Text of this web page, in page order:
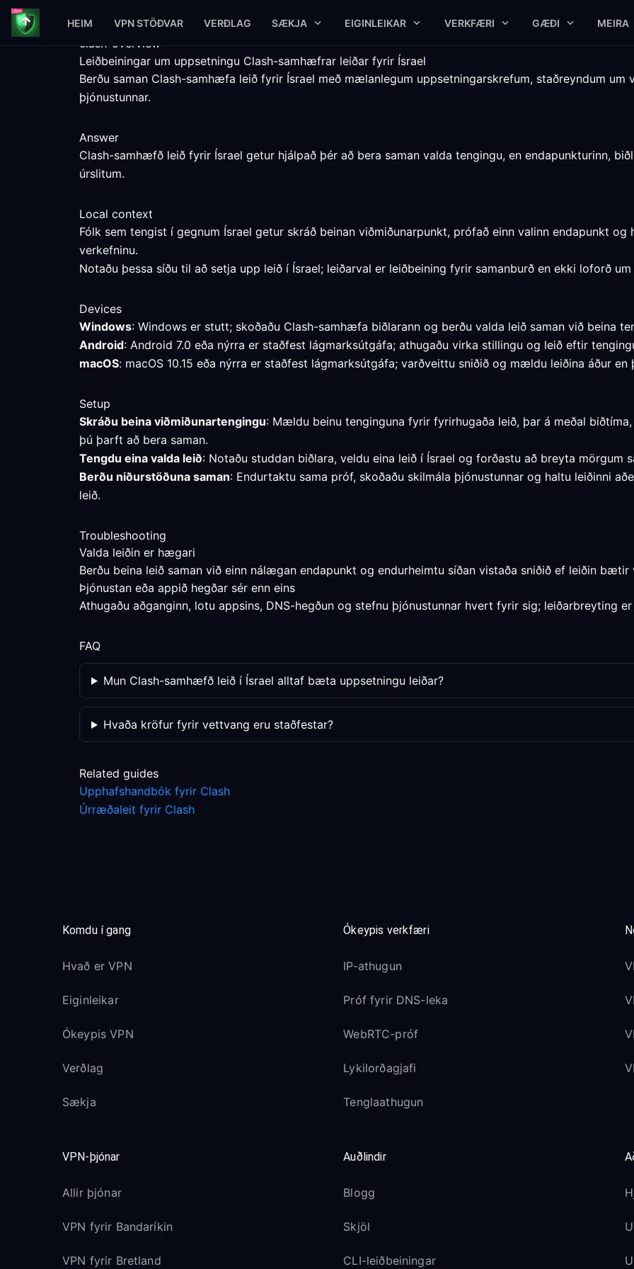
HEIM VPN STÖÐVAR VERÐLAG SÆKJA EIGINLEIKAR VERKFÆRI GÆÐI MEIRA
clash-overview
Leiðbeiningar um uppsetningu Clash-samhæfrar leiðar fyrir Ísrael
Berðu saman Clash-samhæfa leið fyrir Ísrael með mælanlegum uppsetningarskrefum, staðreyndum um
þjónustunnar.
Answer
Clash-samhæfð leið fyrir Ísrael getur hjálpað þér að bera saman valda tengingu, en endapunkturinn,
úrslitum.
Local context
Fólk sem tengist í gegnum Ísrael getur skráð beinan viðmiðunarpunkt, prófað einn valinn endapunkt
verkefninu.
Notaðu þessa síðu til að setja upp leið í Ísrael; leiðarval er leiðbeining fyrir samanburð en ekki loforð um
Devices
Windows: Windows er stutt; skoðaðu Clash-samhæfa biðlarann og berðu valda leið saman við beina
Android: Android 7.0 eða nýrra er staðfest lágmarksútgáfa; athugaðu virka stillingu og leið eftir
macOS: macOS 10.15 eða nýrra er staðfest lágmarksútgáfa; varðveittu sniðið og mældu leiðina áður
Setup
Skráðu beina viðmiðunartengingu: Mældu beinu tenginguna fyrir fyrirhugaða leið, þar á meðal
þú þarft að bera saman.
Tengdu eina valda leið: Notaðu studdan biðlara, veldu eina leið í Ísrael og forðastu að breyta mörgum
Berðu niðurstöðuna saman: Endurtaktu sama próf, skoðaðu skilmála þjónustunnar og haltu leiðinni
leið.
Troubleshooting
Valda leiðin er hægari
Berðu beina leið saman við einn nálægan endapunkt og endurheimtu síðan vistaða sniðið ef leiðin bætir
Þjónustan eða appið hegðar sér enn eins
Athugaðu aðganginn, lotu appsins, DNS-hegðun og stefnu þjónustunnar hvert fyrir sig; leiðarbreyting
FAQ
Mun Clash-samhæfð leið í Ísrael alltaf bæta uppsetningu leiðar?
Hvaða kröfur fyrir vettvang eru staðfestar?
Related guides
Upphafshandbók fyrir Clash
Úrræðaleit fyrir Clash
Komdu í gang
Hvað er VPN
Eiginleikar
Ókeypis VPN
Verðlag
Sækja
Ókeypis verkfæri
IP-athugun
Próf fyrir DNS-leka
WebRTC-próf
Lykilorðagjafi
Tenglaathugun
VPN-þjónar
Allir þjónar
VPN fyrir Bandaríkin
VPN fyrir Bretland
Auðlindir
Blogg
Skjöl
CLI-leiðbeiningar